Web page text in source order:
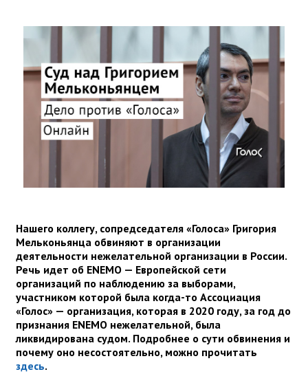
Нашего коллегу, сопредседателя «Голоса» Григория
Мельконьянца обвиняют в организации
деятельности нежелательной организации в России.
Речь идет об ENEMO — Европейской сети
организаций по наблюдению за выборами,
участником которой была когда-то Ассоциация
«Голос» — организация, которая в 2020 году, за год до
признания ENEMO нежелательной, была
ликвидирована судом. Подробнее о сути обвинения и
почему оно несостоятельно, можно прочитать
здесь.